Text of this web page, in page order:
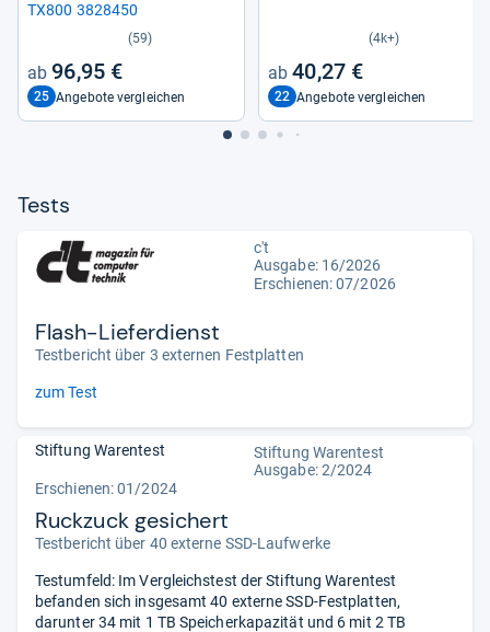
TX800 3828450
(59)
96,95 €
25 Angebote vergleichen
(4k+)
40,27 €
22 Angebote vergleichen
Tests
c't
Ausgabe: 16/2026
Erschienen:07/2026
Flash-Lieferdienst
Testbericht über 3 externen Festplatten
zum Test
Stiftung Warentest
Stiftung Warentest
Ausgabe: 2/2024
Erschienen: 01/2024
Ruckzuck gesichert
Testbericht über 40 externe SSD-Laufwerke
Testumfeld: Im Vergleichstest der Stiftung Warentest
befanden sich insgesamt 40 externe SSD-Festplatten,
darunter 34 mit 1 TB Speicherkapazität und 6 mit 2 TB